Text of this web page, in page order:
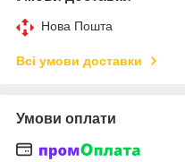
Нова Пошта
Всі умови доставки
Умови оплати